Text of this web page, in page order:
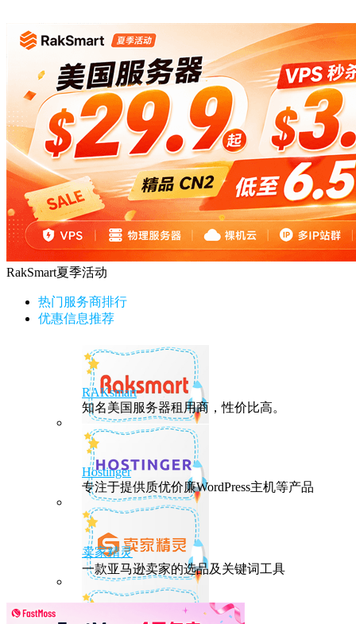
RakSmart夏季活动
热门服务商排行
优惠信息推荐
RAKsmart
知名美国服务器租用商，性价比高。
Hostinger
专注于提供质优价廉WordPress主机等产品
卖家精灵
一款亚马逊卖家的选品及关键词工具